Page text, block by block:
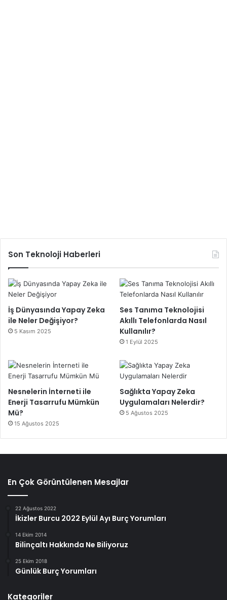
Son Teknoloji Haberleri
İş Dünyasında Yapay Zeka
ile Neler Değişiyor?
5 Kasım 2025
Ses Tanıma Teknolojisi
Akıllı Telefonlarda Nasıl
Kullanılır?
1 Eylül 2025
Nesnelerin İnterneti ile
Enerji Tasarrufu Mümkün
Mü?
15 Ağustos 2025
Sağlıkta Yapay Zeka
Uygulamaları Nelerdir?
5 Ağustos 2025
En Çok Görüntülenen Mesajlar
22 Ağustos 2022
İkizler Burcu 2022 Eylül Ayı Burç Yorumları
14 Ekim 2014
Bilinçaltı Hakkında Ne Biliyoruz
25 Ekim 2018
Günlük Burç Yorumları
Kategoriler